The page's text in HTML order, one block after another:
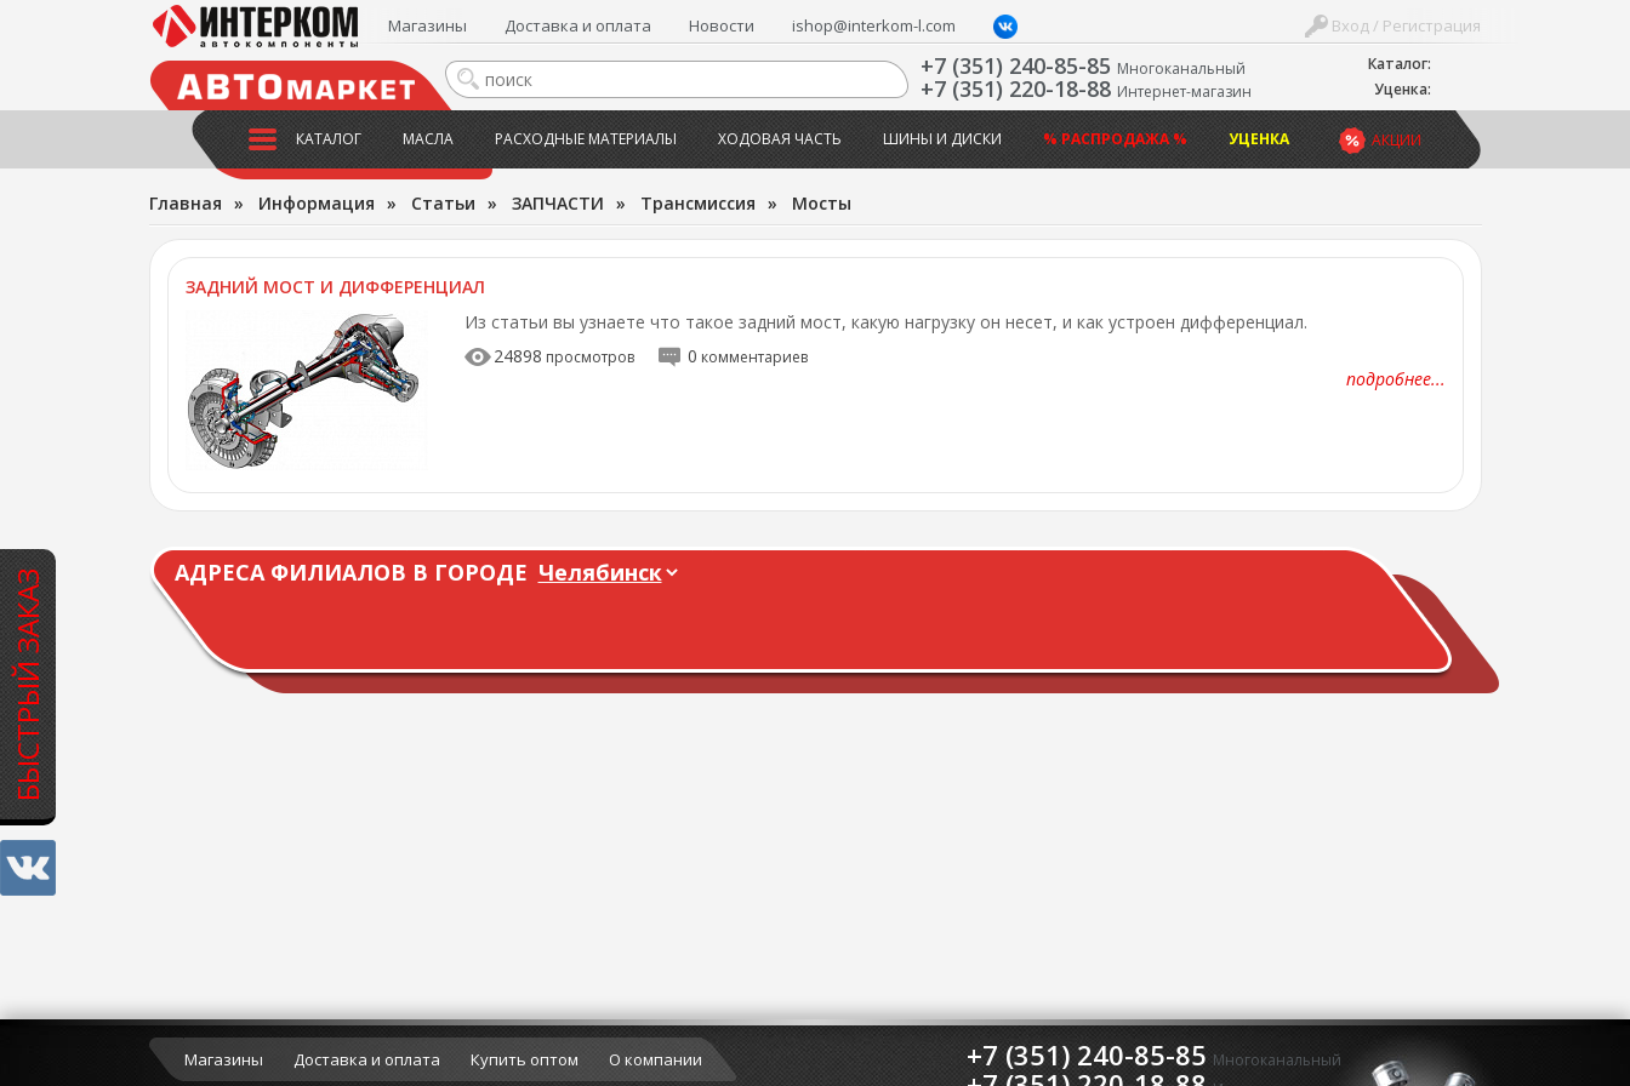
БЫСТРЫЙ ЗАКАЗ
Каталог:
Уценка:
Вход / Регистрация
Магазины Доставка и оплата Новости ishop@interkom-l.com
+7 (351) 240-85-85 Многоканальный
+7 (351) 220-18-88 Интернет-магазин
АКЦИИ
КАТАЛОГ МАСЛА РАСХОДНЫЕ МАТЕРИАЛЫ ХОДОВАЯ ЧАСТЬ ШИНЫ И ДИСКИ % РАСПРОДАЖА % УЦЕНКА
Главная » Информация » Статьи » ЗАПЧАСТИ » Трансмиссия » Мосты
ЗАДНИЙ МОСТ И ДИФФЕРЕНЦИАЛ
Из статьи вы узнаете что такое задний мост, какую нагрузку он несет, и как устроен дифференциал.
24898 просмотров 0 комментариев
подробнее...
АДРЕСА ФИЛИАЛОВ В ГОРОДЕ
Магазины Доставка и оплата Купить оптом О компании +7 (351) 240-85-85 Многоканальный